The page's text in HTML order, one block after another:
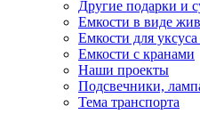
Другие подарки и
Емкости в виде
Емкости для
Емкости с кранами
Наши проекты
Подсвечники,
Тема транспорта